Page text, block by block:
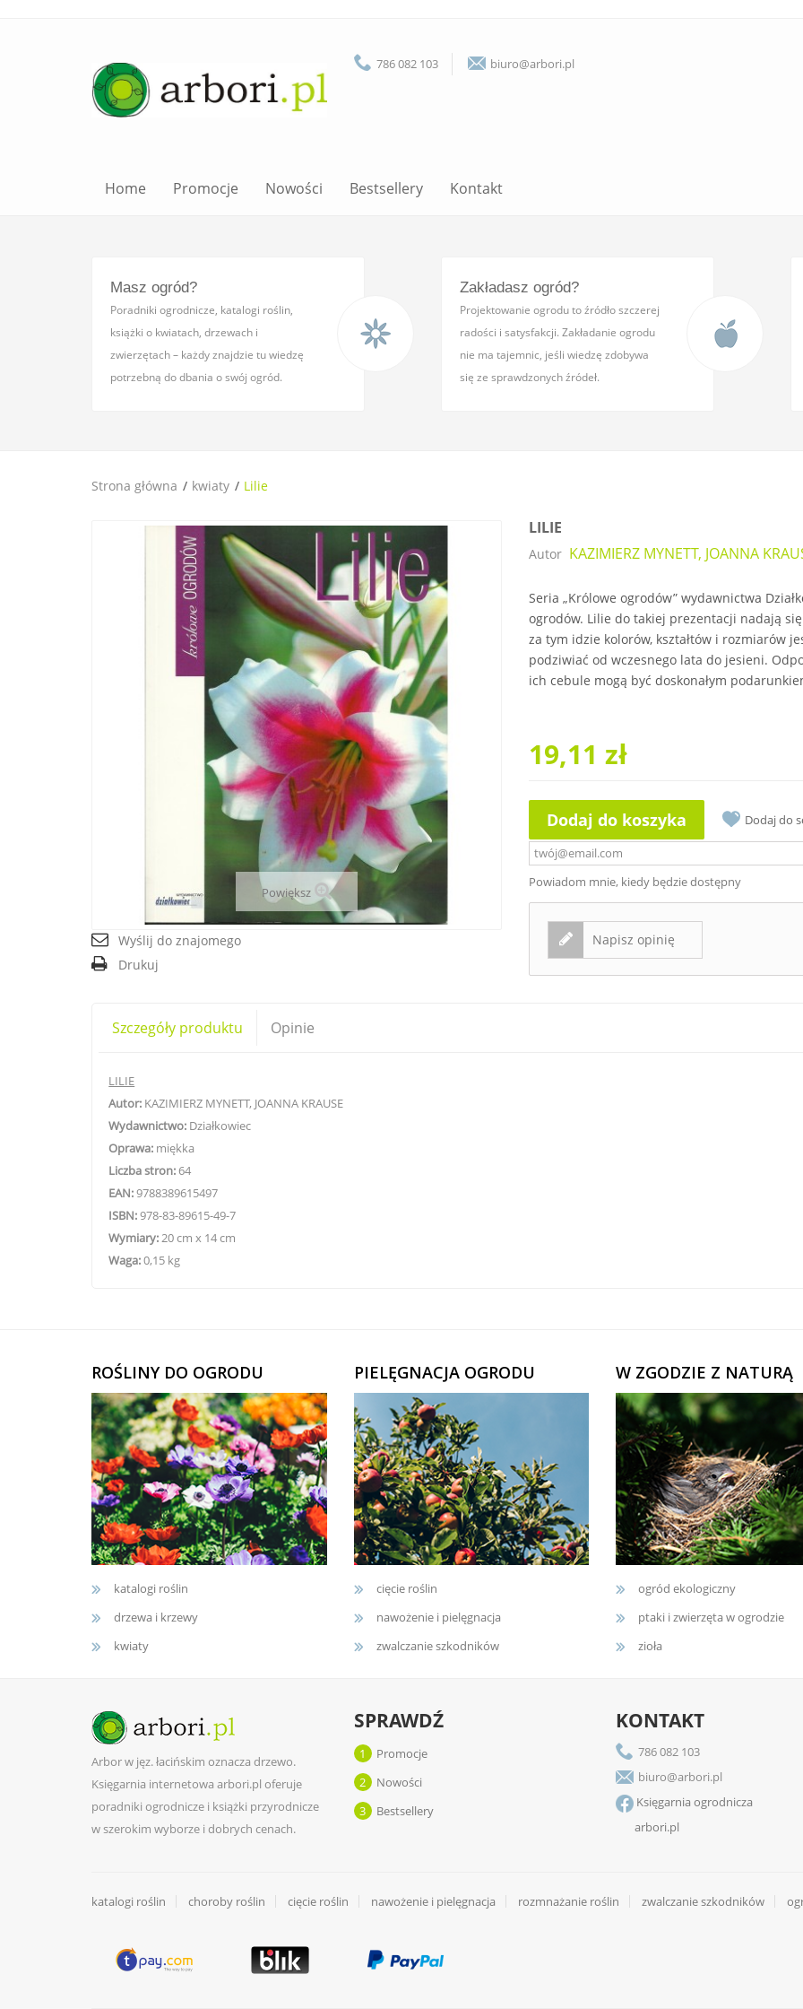
786 082 103 biuro@arbori.pl
Home Promocje Nowości Bestsellery Kontakt
Masz ogród?
Poradniki ogrodnicze, katalogi roślin,
książki o kwiatach, drzewach i
zwierzętach – każdy znajdzie tu wiedzę
potrzebną do dbania o swój ogród.
Zakładasz ogród?
Projektowanie ogrodu to źródło szczerej
radości i satysfakcji. Zakładanie ogrodu
nie ma tajemnic, jeśli wiedzę zdobywa
się ze sprawdzonych źródeł.
Strona główna kwiaty Lilie
Powiększ
Wyślij do znajomego
Drukuj
LILIE
Autor KAZIMIERZ MYNETT, JOANNA
Seria „Królowe ogrodów” wydawnictwa
ogrodów. Lilie do takiej prezentacji nadają
za tym idzie kolorów, kształtów i rozmiarów
podziwiać od wczesnego lata do jesieni.
ich cebule mogą być doskonałym
19,11 zł
Dodaj do koszyka Dodaj do
Powiadom mnie, kiedy będzie dostępny
Napisz opinię
Szczegóły produktu Opinie
LILIE
Autor: KAZIMIERZ MYNETT, JOANNA KRAUSE
Wydawnictwo: Działkowiec
Oprawa: miękka
Liczba stron:64
EAN:9788389615497
ISBN:978-83-89615-49-7
Wymiary:20 cm x 14 cm
Waga:0,15 kg
ROŚLINY DO OGRODU
katalogi roślin
drzewa i krzewy
kwiaty
PIELĘGNACJA OGRODU
cięcie roślin
nawożenie i pielęgnacja
zwalczanie szkodników
W ZGODZIE Z NATURĄ
ogród ekologiczny
ptaki i zwierzęta w ogrodzie
zioła
Arbor w jęz. łacińskim oznacza drzewo.
Księgarnia internetowa arbori.pl oferuje
poradniki ogrodnicze i książki przyrodnicze
w szerokim wyborze i dobrych cenach.
SPRAWDŹ
Promocje
1
Nowości
2
Bestsellery
3
KONTAKT
786 082 103
biuro@arbori.pl
Księgarnia ogrodnicza
arbori.pl
katalogi roślin choroby roślin cięcie roślin nawożenie i pielęgnacja rozmnażanie roślin zwalczanie szkodników